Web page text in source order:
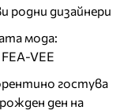
родни дизайнери
мода:
VEE
гостува
ден на